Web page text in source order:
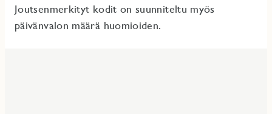
Joutsenmerkityt kodit on suunniteltu myös
päivänvalon määrä huomioiden.